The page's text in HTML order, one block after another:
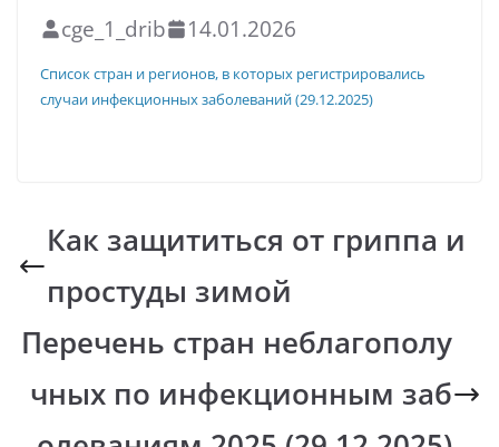
cge_1_drib 14.01.2026
Список стран и регионов, в которых регистрировались
случаи инфекционных заболеваний (29.12.2025)
Как защититься от гриппа и
простуды зимой
Перечень стран неблагополу
чных по инфекционным заб